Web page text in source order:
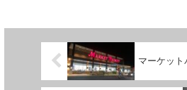
マーケット